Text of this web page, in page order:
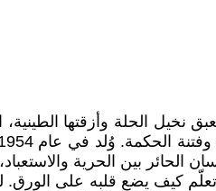
نخيل الحلة وأزقتها
بين الحرية